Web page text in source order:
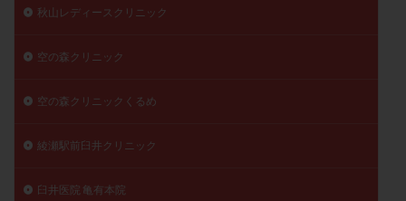
秋山レディースクリニック
空の森クリニック
空の森クリニックくるめ
綾瀬駅前臼井クリニック
臼井医院 亀有本院